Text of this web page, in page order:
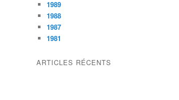
1989
1988
1987
1981
ARTICLES RÉCENTS